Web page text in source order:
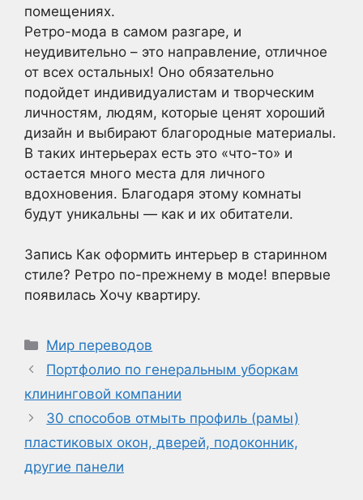
помещениях.
Ретро-мода в самом разгаре, и
неудивительно – это направление, отличное
от всех остальных! Оно обязательно
подойдет индивидуалистам и творческим
личностям, людям, которые ценят хороший
дизайн и выбирают благородные материалы.
В таких интерьерах есть это «что-то» и
остается много места для личного
вдохновения. Благодаря этому комнаты
будут уникальны — как и их обитатели.
Запись Как оформить интерьер в старинном
стиле? Ретро по-прежнему в моде! впервые
появилась Хочу квартиру.
Рубрики
Мир переводов
Портфолио по генеральным уборкам
клининговой компании
30 способов отмыть профиль (рамы)
пластиковых окон, дверей, подоконник,
другие панели